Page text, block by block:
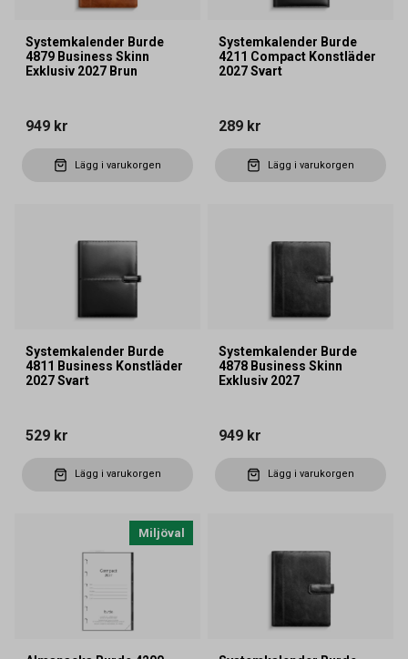
Systemkalender Burde
4879 Business Skinn
Exklusiv 2027 Brun
949 kr
Lägg i varukorgen
Systemkalender Burde
4211 Compact Konstläder
2027 Svart
289 kr
Lägg i varukorgen
Systemkalender Burde
4811 Business Konstläder
2027 Svart
529 kr
Lägg i varukorgen
Systemkalender Burde
4878 Business Skinn
Exklusiv 2027
949 kr
Lägg i varukorgen
Miljöval